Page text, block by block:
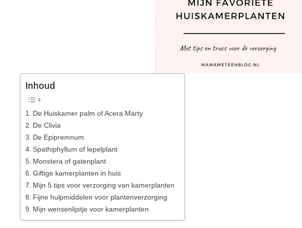
Inhoud
De Huiskamer palm of Acera Marty
De Clivia
De Epipremnum
Spathiphyllum of lepelplant
Monstera of gatenplant
Giftige kamerplanten in huis
Mijn 5 tips voor verzorging van kamerplanten
Fijne hulpmiddelen voor plantenverzorging
Mijn wensenlijstje voor kamerplanten